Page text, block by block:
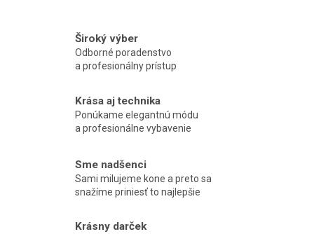
Široký výber
Odborné poradenstvo
a profesionálny prístup
Krása aj technika
Ponúkame elegantnú módu
a profesionálne vybavenie
Sme nadšenci
Sami milujeme kone a preto sa
snažíme priniesť to najlepšie
Krásny darček